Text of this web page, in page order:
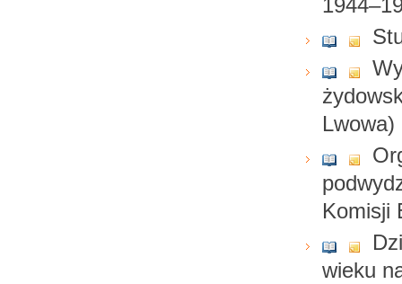
Lwowa)
Komisji
wieku